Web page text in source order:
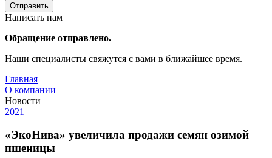
Отправить
Написать нам
Обращение отправлено.
Наши специалисты свяжутся с вами в ближайшее время.
Главная
О компании
Новости
2021
«ЭкоНива» увеличила продажи семян озимой
пшеницы